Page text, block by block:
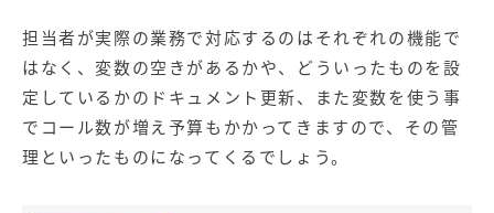
担当者が実際の業務で対応するのはそれぞれの機能で
はなく、変数の空きがあるかや、どういったものを設
定しているかのドキュメント更新、また変数を使う事
でコール数が増え予算もかかってきますので、その管
理といったものになってくるでしょう。